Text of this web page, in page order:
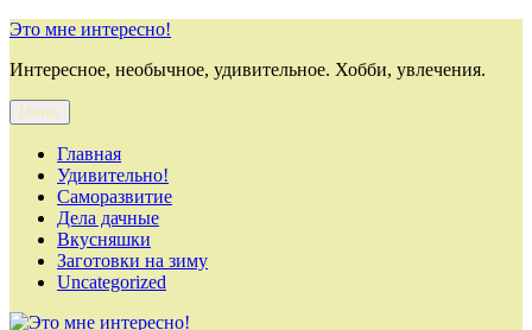
Перейти
содержимому
Это мне интересно!
Интересное, необычное, удивительное. Хобби, увлечения.
Меню
Главная
Удивительно!
Саморазвитие
Дела дачные
Вкусняшки
Заготовки на зиму
Uncategorized